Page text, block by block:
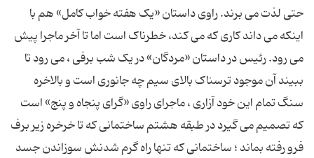
حتی لذت می برند. راوی داستان «یک هفته خواب کامل» هم با
اینکه می داند کاری که می کند، خطرناک است اما تا آخر ماجرا پیش
می رود. رئیس در داستان «مردگان» در یک شب برفی ، می رود تا
ببیند آن موجود ترسناک بالای سیم چه جانوری است و بالاخره
سنگ تمام این خود آزاری ، ماجرای راوی «گرای پنجاه و پنج» است
که تصمیم می گیرد در طبقه هشتم ساختمانی که تا خرخره زیر برف
فرو رفته بماند ؛ ساختمانی که تنها راه گرم شدنش سوزاندن جسد